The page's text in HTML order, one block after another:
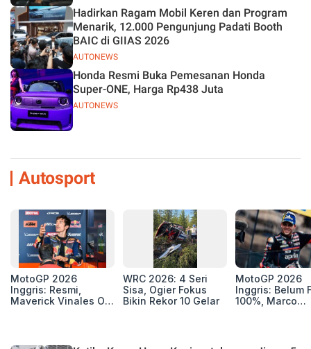
AUTONEWS
Hadirkan Ragam Mobil Keren dan Program
Menarik, 12.000 Pengunjung Padati Booth
BAIC di GIIAS 2026
AUTONEWS
Honda Resmi Buka Pemesanan Honda
Super-ONE, Harga Rp438 Juta
Autosport
MotoGP 2026
Inggris: Resmi,
Maverick Vinales Out
Selanjutnya Belum
WRC 2026: 4 Seri
Sisa, Ogier Fokus
Bikin Rekor 10 Gelar
MotoGP 2026
Inggris: Belum
100%, Marco